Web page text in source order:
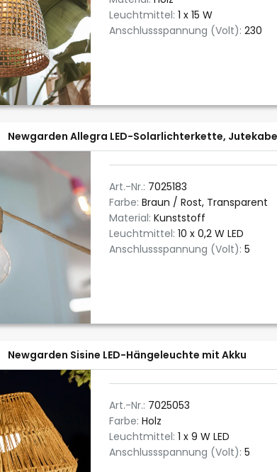
Leuchtmittel: 1 x 15 W
Anschlussspannung (Volt): 230
Newgarden Allegra LED-Solarlichterkette,
Art.-Nr.: 7025183
Farbe: Braun / Rost, Transparent
Material: Kunststoff
Leuchtmittel: 10 x 0,2 W LED
Anschlussspannung (Volt): 5
Newgarden Sisine LED-Hängeleuchte mit Akku
Art.-Nr.: 7025053
Farbe: Holz
Leuchtmittel: 1 x 9 W LED
Anschlussspannung (Volt): 5